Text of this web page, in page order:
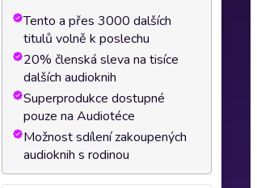
Tento a přes 3000 dalších
titulů volně k poslechu
20% členská sleva na tisíce
dalších audioknih
Superprodukce dostupné
pouze na Audiotéce
Možnost sdílení zakoupených
audioknih s rodinou